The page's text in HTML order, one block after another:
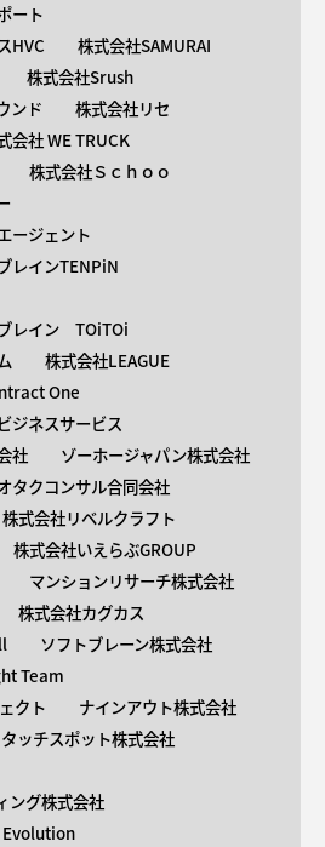
ート
HVC
株式会社SAMURAI
株式会社Srush
ンド
株式会社リセ
会社 WE TRUCK
株式会社Ｓｃｈｏｏ
ージェント
レインTENPiN
レイン TOiTOi
株式会社LEAGUE
One
ジネスサービス
社
ゾーホージャパン株式会社
タクコンサル合同会社
株式会社リベルクラフト
株式会社いえらぶGROUP
マンションリサーチ株式会社
株式会社カグカス
ソフトブレーン株式会社
Team
クト
ナインアウト株式会社
タッチスポット株式会社
ング株式会社
Evolution